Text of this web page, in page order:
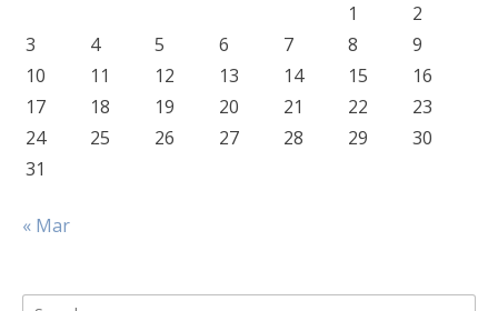
1
2
3
4 5 6 7 8
9
10
11 12 13 14 15
16
17
18 19 20 21 22
23
24
25 26 27 28 29
30
31
« Mar